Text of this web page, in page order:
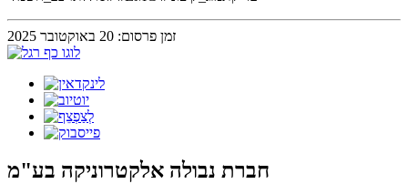
זמן פרסום: 20 באוקטובר 2025
חברת נבולה אלקטרוניקה בע"מ